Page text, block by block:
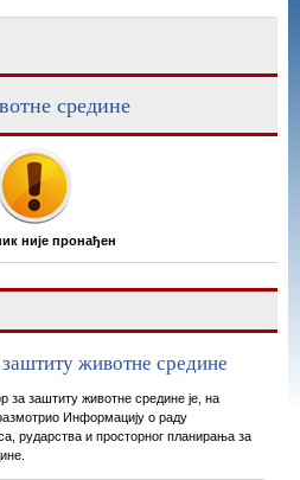
средине
није пронађен
животне средине
за заштиту животне средине је, на
Информацију о раду
рударства и просторног планирања за